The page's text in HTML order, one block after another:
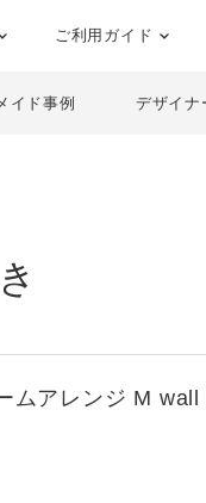
ご利用ガイド
イド事例 デザイナ
ムアレンジ M wall